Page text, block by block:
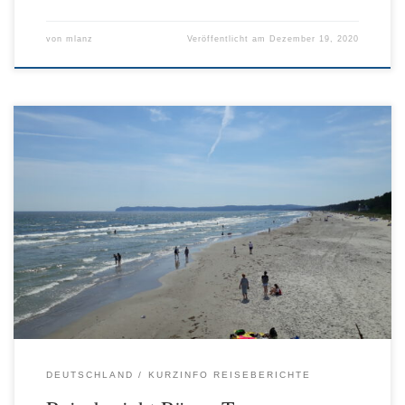
von mlanz Veröffentlicht am Dezember 19, 2020
DEUTSCHLAND KURZINFO REISEBERICHTE